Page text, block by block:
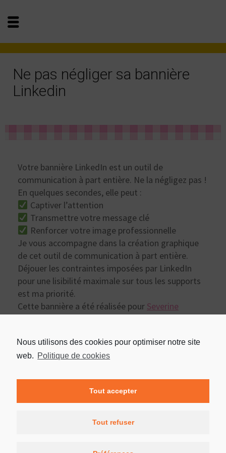
Ne pas négliger sa bannière
Linkedin
Votre bannière LinkedIn est un outil de
communication à part entière. Ne la négligez pas !
En quelques secondes, elle peut :
Captiver l’attention
Transmettre votre message clé
Renforcer votre image professionnelle
Je vous accompagne dans la création graphique
de cet outil de communication à part entière.
Déjouer les contraintes imposées par LinkedIn
pour une lisibilité maximale sur tous les supports
est ma priorité.
Cette bannière a été réalisée pour Severine
Nous utilisons des cookies pour optimiser notre site
web. Politique de cookies
Tout accepter
Tout refuser